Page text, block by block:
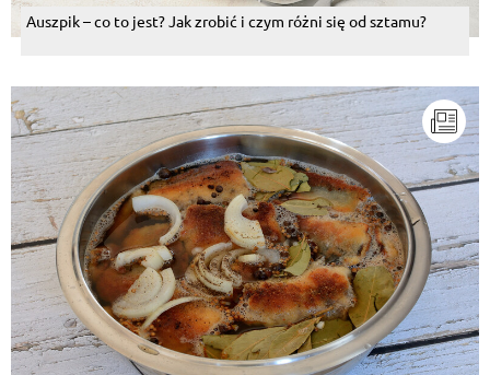
Auszpik – co to jest? Jak zrobić i czym różni się od sztamu?